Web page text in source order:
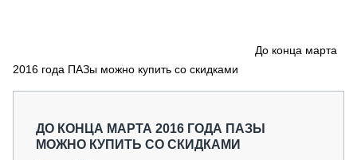
СПЕЦПРОЕКТЫ
О ПРОЕКТЕ
До конца марта
2016 года ПАЗы можно купить со скидками
ДО КОНЦА МАРТА 2016 ГОДА ПАЗЫ
МОЖНО КУПИТЬ СО СКИДКАМИ